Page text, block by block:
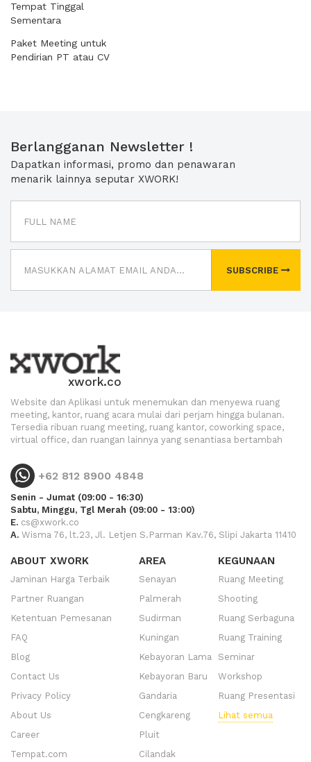
Tempat Tinggal
Sementara
Paket Meeting untuk
Pendirian PT atau CV
Berlangganan Newsletter !
Dapatkan informasi, promo dan penawaran
menarik lainnya seputar XWORK!
SUBSCRIBE
xwork.co
Website dan Aplikasi untuk menemukan dan menyewa ruang
meeting, kantor, ruang acara mulai dari perjam hingga bulanan.
Tersedia ribuan ruang meeting, ruang kantor, coworking space,
virtual office, dan ruangan lainnya yang senantiasa bertambah
+62 812 8900 4848
Senin - Jumat (09:00 - 16:30)
Sabtu, Minggu, Tgl Merah (09:00 - 13:00)
E. cs@xwork.co
A. Wisma 76, lt.23, Jl. Letjen S.Parman Kav.76, Slipi Jakarta 11410
ABOUT XWORK
Jaminan Harga Terbaik
Partner Ruangan
Ketentuan Pemesanan
FAQ
Blog
Contact Us
Privacy Policy
About Us
Career
Tempat.com
AREA
Senayan
Palmerah
Sudirman
Kuningan
Kebayoran Lama
Kebayoran Baru
Gandaria
Cengkareng
Pluit
Cilandak
KEGUNAAN
Ruang Meeting
Shooting
Ruang Serbaguna
Ruang Training
Seminar
Workshop
Ruang Presentasi
Lihat semua